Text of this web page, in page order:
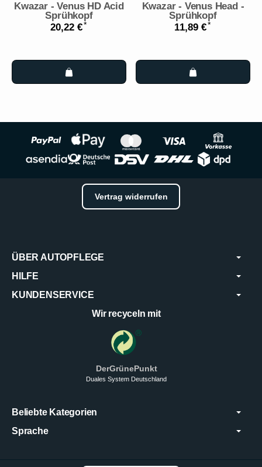
Kwazar - Venus HD Acid
Sprühkopf
20,22 €*
Kwazar - Venus Head -
Sprühkopf
11,89 €*
Vertrag widerrufen
ÜBER AUTOPFLEGE
HILFE
KUNDENSERVICE
Wir recyceln mit
DerGrünePunkt
Duales System Deutschland
Beliebte Kategorien
Sprache